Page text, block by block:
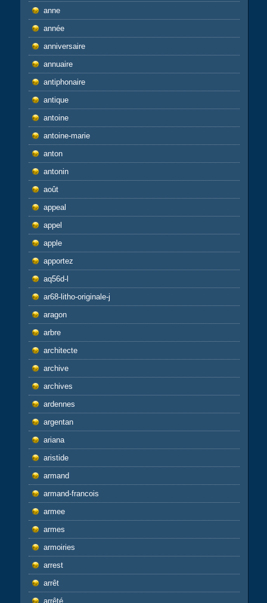
anne
année
anniversaire
annuaire
antiphonaire
antique
antoine
antoine-marie
anton
antonin
août
appeal
appel
apple
apportez
aq56d-l
ar68-litho-originale-j
aragon
arbre
architecte
archive
archives
ardennes
argentan
ariana
aristide
armand
armand-francois
armee
armes
armoiries
arrest
arrêt
arrêté